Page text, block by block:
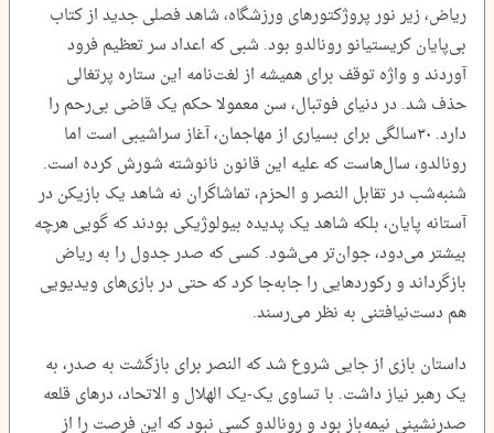
ریاض، زیر نور پروژکتورهای ورزشگاه، شاهد فصلی جدید از کتاب
بی‌پایان کریستیانو رونالدو بود. شبی که اعداد سر تعظیم فرود
آوردند و واژه توقف برای همیشه از لغت‌نامه این ستاره پرتغالی
حذف شد. در دنیای فوتبال، سن معمولا حکم یک قاضی بی‌رحم را
دارد. ۳۰‌سالگی برای بسیاری از مهاجمان، آغاز سراشیبی است اما
رونالدو، سال‌هاست که علیه این قانون نانوشته شورش کرده است.
شنبه‌شب در تقابل النصر و الحزم، تماشاگران نه شاهد یک بازیکن در
آستانه پایان، بلکه شاهد یک پدیده بیولوژیکی بودند که گویی هرچه
بیشتر می‌دود، جوان‌تر می‌شود. کسی که صدر جدول را به ریاض
بازگرداند و رکوردهایی را جابه‌جا کرد که حتی در بازی‌های ویدیویی
هم دست‌نیافتنی به نظر می‌رسند.
داستان بازی از جایی شروع شد که النصر برای بازگشت به صدر، به
یک رهبر نیاز داشت. با تساوی یک-یک الهلال و الاتحاد، درهای قلعه
صدرنشینی نیمه‌باز بود و رونالدو کسی نبود که این فرصت را از